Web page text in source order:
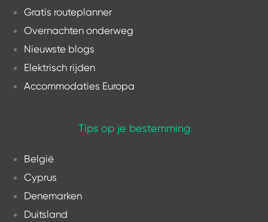
Gratis routeplanner
Overnachten onderweg
Nieuwste blogs
Elektrisch rijden
Accommodaties Europa
Tips op je bestemming
België
Cyprus
Denemarken
Duitsland